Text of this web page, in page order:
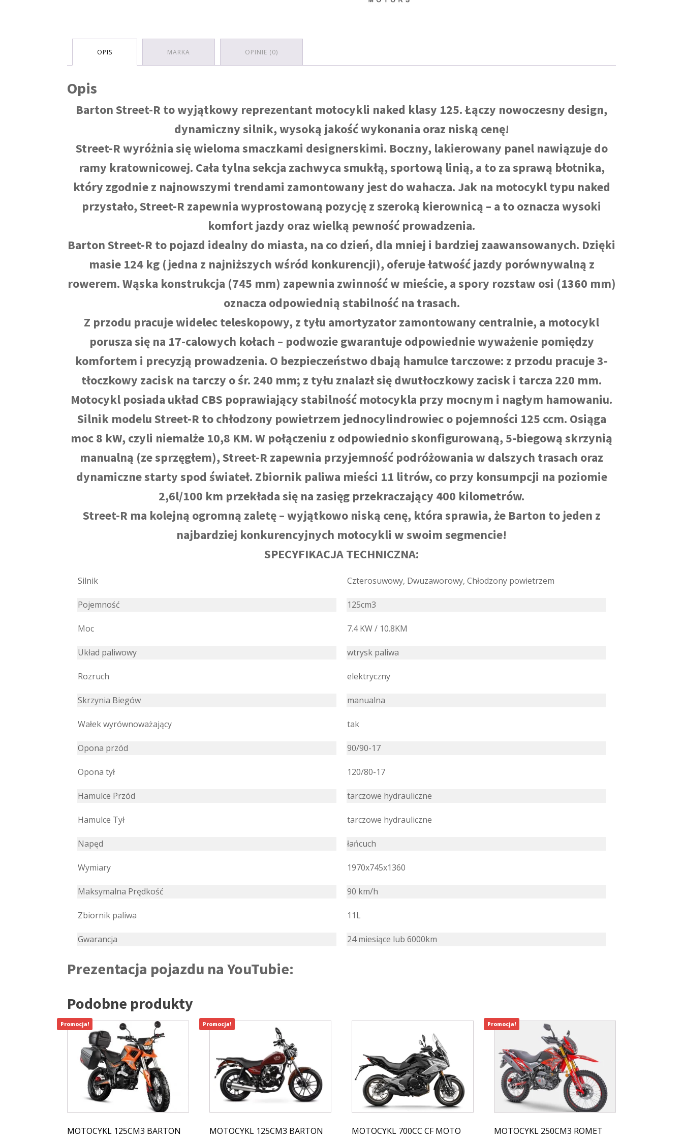
OPIS MARKA OPINIE (0)
Opis
Barton Street-R to wyjątkowy reprezentant motocykli naked klasy 125. Łączy nowoczesny design,
dynamiczny silnik, wysoką jakość wykonania oraz niską cenę!
Street-R wyróżnia się wieloma smaczkami designerskimi. Boczny, lakierowany panel nawiązuje do
ramy kratownicowej. Cała tylna sekcja zachwyca smukłą, sportową linią, a to za sprawą błotnika,
który zgodnie z najnowszymi trendami zamontowany jest do wahacza. Jak na motocykl typu naked
przystało, Street-R zapewnia wyprostowaną pozycję z szeroką kierownicą – a to oznacza wysoki
komfort jazdy oraz wielką pewność prowadzenia.
Barton Street-R to pojazd idealny do miasta, na co dzień, dla mniej i bardziej zaawansowanych. Dzięki
masie 124 kg (jedna z najniższych wśród konkurencji), oferuje łatwość jazdy porównywalną z
rowerem. Wąska konstrukcja (745 mm) zapewnia zwinność w mieście, a spory rozstaw osi (1360 mm)
oznacza odpowiednią stabilność na trasach.
Z przodu pracuje widelec teleskopowy, z tyłu amortyzator zamontowany centralnie, a motocykl
porusza się na 17-calowych kołach – podwozie gwarantuje odpowiednie wyważenie pomiędzy
komfortem i precyzją prowadzenia. O bezpieczeństwo dbają hamulce tarczowe: z przodu pracuje 3-
tłoczkowy zacisk na tarczy o śr. 240 mm; z tyłu znalazł się dwutłoczkowy zacisk i tarcza 220 mm.
Motocykl posiada układ CBS poprawiający stabilność motocykla przy mocnym i nagłym hamowaniu.
Silnik modelu Street-R to chłodzony powietrzem jednocylindrowiec o pojemności 125 ccm. Osiąga
moc 8 kW, czyli niemalże 10,8 KM. W połączeniu z odpowiednio skonfigurowaną, 5-biegową skrzynią
manualną (ze sprzęgłem), Street-R zapewnia przyjemność podróżowania w dalszych trasach oraz
dynamiczne starty spod świateł. Zbiornik paliwa mieści 11 litrów, co przy konsumpcji na poziomie
2,6l/100 km przekłada się na zasięg przekraczający 400 kilometrów.
Street-R ma kolejną ogromną zaletę – wyjątkowo niską cenę, która sprawia, że Barton to jeden z
najbardziej konkurencyjnych motocykli w swoim segmencie!
SPECYFIKACJA TECHNICZNA:
Silnik Czterosuwowy, Dwuzaworowy, Chłodzony powietrzem
Pojemność 125cm3
Moc 7.4 KW / 10.8KM
Układ paliwowy wtrysk paliwa
Rozruch elektryczny
Skrzynia Biegów manualna
Wałek wyrównoważający tak
Opona przód 90/90-17
Opona tył 120/80-17
Hamulce Przód tarczowe hydrauliczne
Hamulce Tył tarczowe hydrauliczne
Napęd łańcuch
Wymiary 1970x745x1360
Maksymalna Prędkość 90 km/h
Zbiornik paliwa 11L
Gwarancja 24 miesiące lub 6000km
Prezentacja pojazdu na YouTubie:
Podobne produkty
MOTOCYKL 125CM3 BARTON
Promocja!
MOTOCYKL 125CM3 BARTON
Promocja!
MOTOCYKL 700CC CF MOTO
MOTOCYKL 250CM3 ROMET
Promocja!